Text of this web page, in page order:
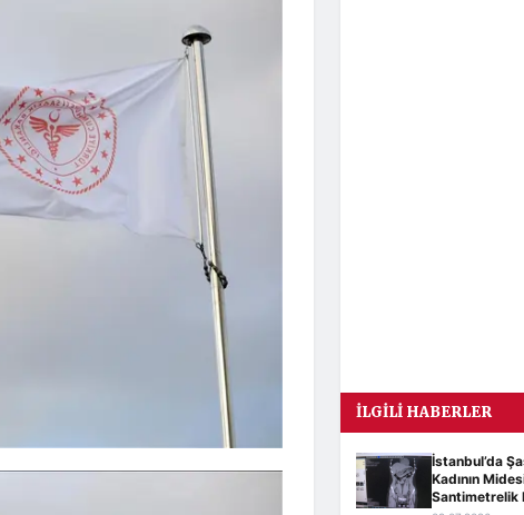
İLGILI HABERLER
İstanbul’da
Kadının
Santimetrelik